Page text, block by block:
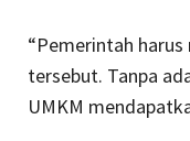
“Pemerintah
tersebut. Tanpa
UMKM